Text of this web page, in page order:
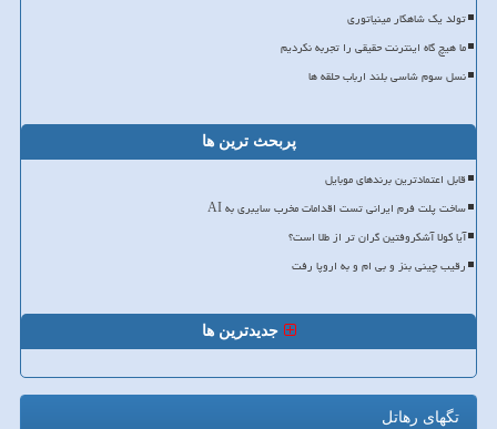
تولد یک شاهکار مینیاتوری
ما هیچ گاه اینترنت حقیقی را تجربه نکردیم
نسل سوم شاسی بلند ارباب حلقه ها
پربحث ترین ها
قابل اعتمادترین برندهای موبایل
ساخت پلت فرم ایرانی تست اقدامات مخرب سایبری به AI
آیا کولا آشکروفتین گران تر از طلا است؟
رقیب چینی بنز و بی ام و به اروپا رفت
جدیدترین ها
تگهای رهاتل